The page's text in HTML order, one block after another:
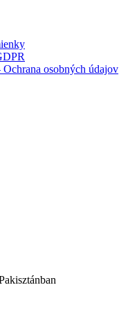
Ochrana osobných údajov